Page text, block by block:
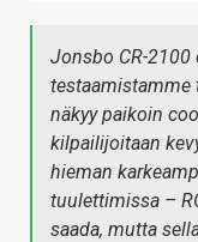
Jonsbo CR-
testaamistamme
näkyy paikoin
kilpailijoitaan
hieman
tuulettimissa –
saada, mutta